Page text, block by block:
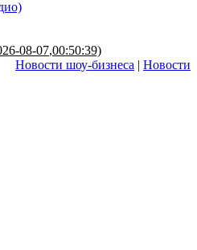
08-07,00:50:39)
Новости шоу-бизнеса | Новости